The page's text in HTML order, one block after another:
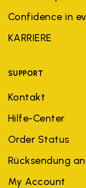
Confidence in
KARRIERE
SUPPORT
Kontakt
Hilfe-Center
Order Status
Rücksendung
My Account